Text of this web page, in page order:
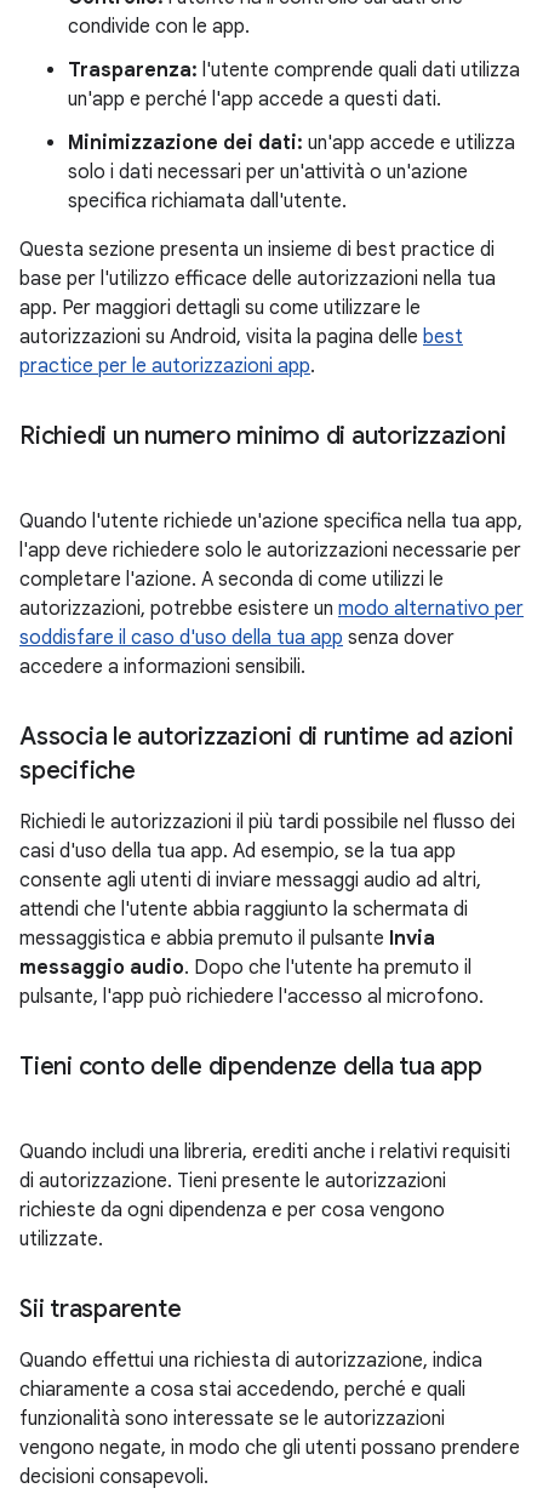
condivide con le app.
Trasparenza: l'utente comprende quali dati utilizza
un'app e perché l'app accede a questi dati.
Minimizzazione dei dati: un'app accede e utilizza
solo i dati necessari per un'attività o un'azione
specifica richiamata dall'utente.
Questa sezione presenta un insieme di best practice di
base per l'utilizzo efficace delle autorizzazioni nella tua
app. Per maggiori dettagli su come utilizzare le
autorizzazioni su Android, visita la pagina delle best
practice per le autorizzazioni app.
Richiedi un numero minimo di autorizzazioni
Quando l'utente richiede un'azione specifica nella tua app,
l'app deve richiedere solo le autorizzazioni necessarie per
completare l'azione. A seconda di come utilizzi le
autorizzazioni, potrebbe esistere un modo alternativo per
soddisfare il caso d'uso della tua app senza dover
accedere a informazioni sensibili.
Associa le autorizzazioni di runtime ad azioni
specifiche
Richiedi le autorizzazioni il più tardi possibile nel flusso dei
casi d'uso della tua app. Ad esempio, se la tua app
consente agli utenti di inviare messaggi audio ad altri,
attendi che l'utente abbia raggiunto la schermata di
messaggistica e abbia premuto il pulsante Invia
messaggio audio. Dopo che l'utente ha premuto il
pulsante, l'app può richiedere l'accesso al microfono.
Tieni conto delle dipendenze della tua app
Quando includi una libreria, erediti anche i relativi requisiti
di autorizzazione. Tieni presente le autorizzazioni
richieste da ogni dipendenza e per cosa vengono
utilizzate.
Sii trasparente
Quando effettui una richiesta di autorizzazione, indica
chiaramente a cosa stai accedendo, perché e quali
funzionalità sono interessate se le autorizzazioni
vengono negate, in modo che gli utenti possano prendere
decisioni consapevoli.